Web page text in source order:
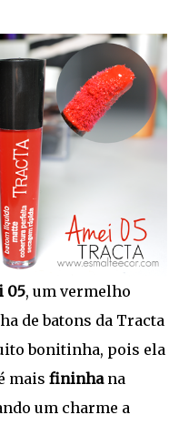
05, um vermelho
de batons da Tracta
bonitinha, pois ela
mais fininhana
um charme a